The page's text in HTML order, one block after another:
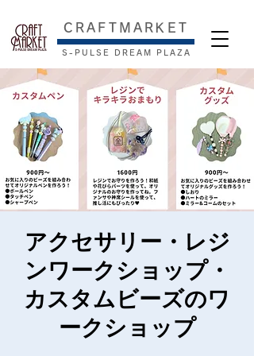
​CRAFTMARKET
S-PULSE DREAM PLAZA
アクセサリー・レジ
ンワークショップ・
カスタムビーズのワ
ークショップ